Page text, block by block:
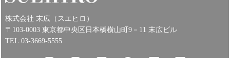
株式会社 末広（スエヒロ）
〒103-0003 東京都中央区日本橋横山町9－11 末広ビル
TEL:03-3669-5555